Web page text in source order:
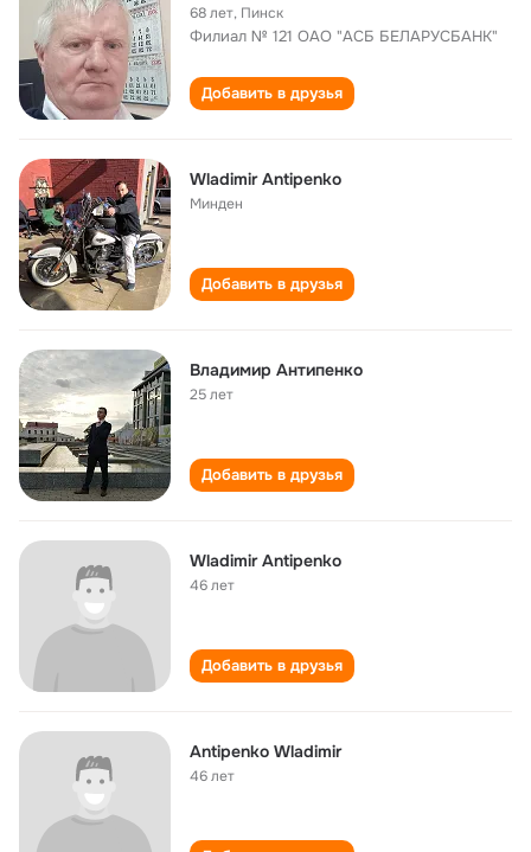
68 лет, Пинск
Филиал № 121 ОАО "АСБ БЕЛАРУСБАНК"
Добавить в друзья
Wladimir Antipenko
Минден
Добавить в друзья
Владимир Антипенко
25 лет
Добавить в друзья
Wladimir Antipenko
46 лет
Добавить в друзья
Antipenko Wladimir
46 лет